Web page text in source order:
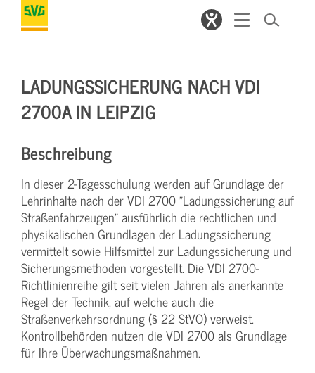
LADUNGSSICHERUNG NACH VDI
2700A IN LEIPZIG
Beschreibung
In dieser 2-Tagesschulung werden auf Grundlage der
Lehrinhalte nach der VDI 2700 "Ladungssicherung auf
Straßenfahrzeugen" ausführlich die rechtlichen und
physikalischen Grundlagen der Ladungssicherung
vermittelt sowie Hilfsmittel zur Ladungssicherung und
Sicherungsmethoden vorgestellt. Die VDI 2700-
Richtlinienreihe gilt seit vielen Jahren als anerkannte
Regel der Technik, auf welche auch die
Straßenverkehrsordnung (§ 22 StVO) verweist.
Kontrollbehörden nutzen die VDI 2700 als Grundlage
für Ihre Überwachungsmaßnahmen.